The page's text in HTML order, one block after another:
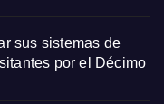
sus sistemas de
por el Décimo